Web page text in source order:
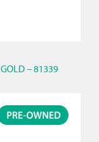
– 81339